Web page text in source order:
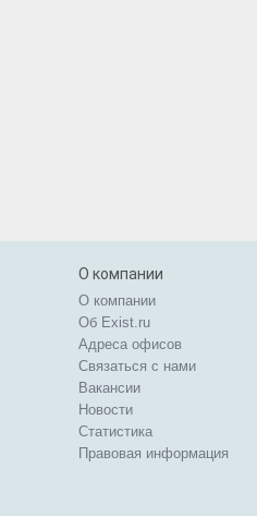
О компании
О компании
Об Exist.ru
Адреса офисов
Связаться с нами
Вакансии
Новости
Статистика
Правовая информация